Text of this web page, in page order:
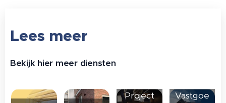
Lees meer
Bekijk hier meer diensten
Project
Vastgoe